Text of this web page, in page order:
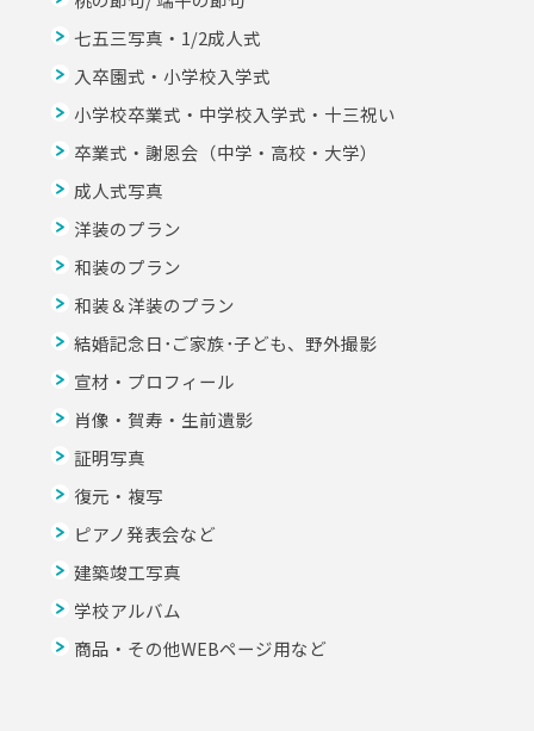
七五三写真・1/2成人式
入卒園式・小学校入学式
小学校卒業式・中学校入学式・十三祝い
卒業式・謝恩会（中学・高校・大学）
成人式写真
洋装のプラン
和装のプラン
和装＆洋装のプラン
結婚記念日･ご家族･子ども、野外撮影
宣材・プロフィール
肖像・賀寿・生前遺影
証明写真
復元・複写
ピアノ発表会など
建築竣工写真
学校アルバム
商品・その他WEBページ用など